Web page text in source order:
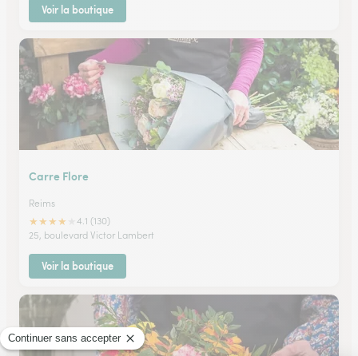
Voir la boutique
Carre Flore
Reims
★★★★
4.1 (130)
25, boulevard Victor Lambert
Voir la boutique